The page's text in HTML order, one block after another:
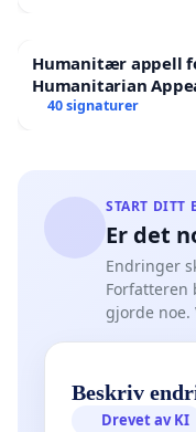
Humanitær appell
Humanitarian
Victims
40 signaturer
START DITT
Er det
Endringer
Forfatteren
gjorde noe.
Beskriv
Drevet av KI